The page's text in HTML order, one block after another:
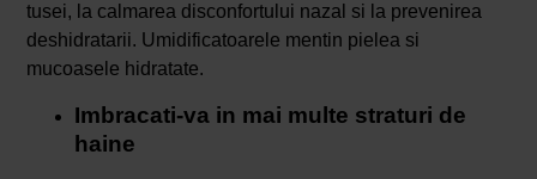
tusei, la calmarea disconfortului nazal si la prevenirea
deshidratarii. Umidificatoarele mentin pielea si
mucoasele hidratate.
Imbracati-va in mai multe straturi de
haine